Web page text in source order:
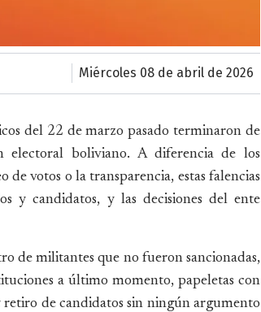
miércoles 08 de abril de 2026
del 22 de marzo pasado terminaron de
electoral boliviano. A diferencia de los
votos o la transparencia, estas falencias
y candidatos, y las decisiones del ente
de militantes que no fueron sancionadas,
a último momento, papeletas con
retiro de candidatos sin ningún argumento